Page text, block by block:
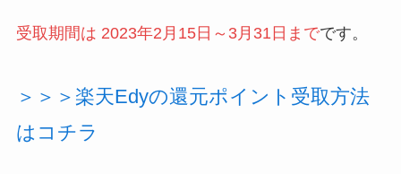
受取期間は 2023年2月15日～3月31日ま でです。
＞＞＞楽天Edyの還元ポイント受取方法
はコチラ